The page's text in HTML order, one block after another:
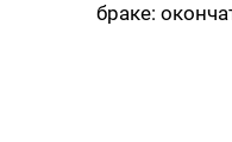
браке: